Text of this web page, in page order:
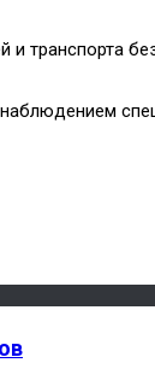
и транспорта